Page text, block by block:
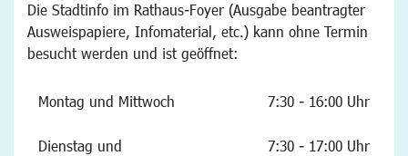
Die Stadtinfo im Rathaus-Foyer (Ausgabe beantragter
Ausweispapiere, Infomaterial, etc.) kann ohne Termin
besucht werden und ist geöffnet:
Montag und Mittwoch 7:30 - 16:00 Uhr
Dienstag und
7:30 - 17:00 Uhr